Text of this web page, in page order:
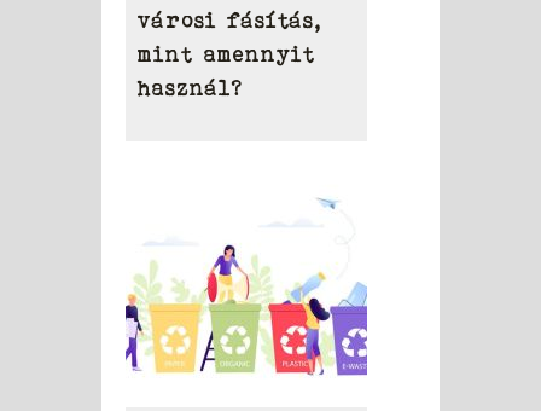
városi fásítás,
mint amennyit
használ?